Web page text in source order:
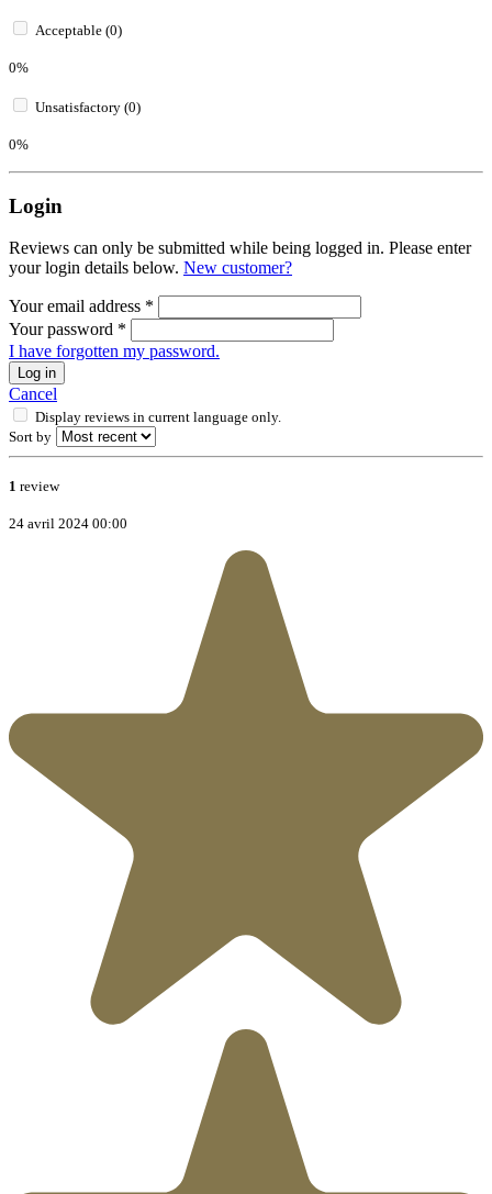
Acceptable (0)
0%
Unsatisfactory (0)
0%
Login
Reviews can only be submitted while being logged in. Please enter
your login details below. New customer?
Your email address *
Your password *
I have forgotten my password.
Log in
Cancel
Display reviews in current language only.
Sort by
1 review
24 avril 2024 00:00